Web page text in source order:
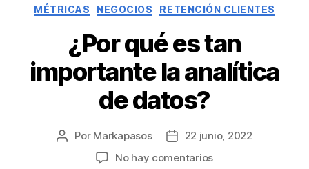
MÉTRICAS
NEGOCIOS RETENCIÓN CLIENTES
¿Por qué es tan
importante la analítica
de datos?
Por Markapasos
22 junio, 2022
No hay comentarios